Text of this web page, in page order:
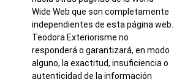
Wide Web que son completamente
independientes de esta página web.
Teodora Exteriorisme no
responderá o garantizará, en modo
alguno, la exactitud, insuficiencia o
autenticidad de la información